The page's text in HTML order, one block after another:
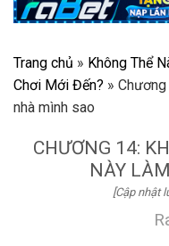
Trang chủ » Không Thể
Chơi Mới Đến? »
nhà mình sao
CHƯƠNG 14:
NÀY
[Cập nhật